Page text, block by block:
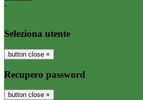
-
Seleziona utente
button close ×
Recupero password
button close ×